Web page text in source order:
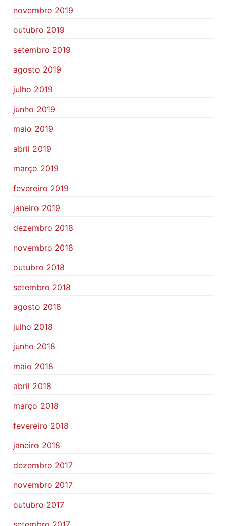
novembro 2019
outubro 2019
setembro 2019
agosto 2019
julho 2019
junho 2019
maio 2019
abril 2019
março 2019
fevereiro 2019
janeiro 2019
dezembro 2018
novembro 2018
outubro 2018
setembro 2018
agosto 2018
julho 2018
junho 2018
maio 2018
abril 2018
março 2018
fevereiro 2018
janeiro 2018
dezembro 2017
novembro 2017
outubro 2017